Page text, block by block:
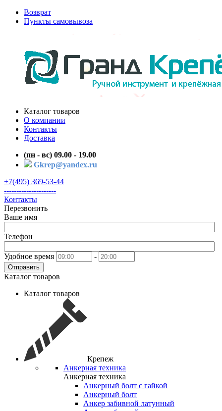
Возврат
Пункты самовывоза
Каталог товаров
О компании
Контакты
Доставка
(пн - вс) 09.00 - 19.00
Gkrep@yandex.ru
+7(495) 369-53-44
---------------------
Контакты
Перезвонить
Ваше имя
Телефон
Удобное время -
Отправить
Каталог товаров
Каталог товаров
Крепеж
Анкерная техника
Анкерная техника
Анкерный болт с гайкой
Анкерный болт
Анкер забивной латунный